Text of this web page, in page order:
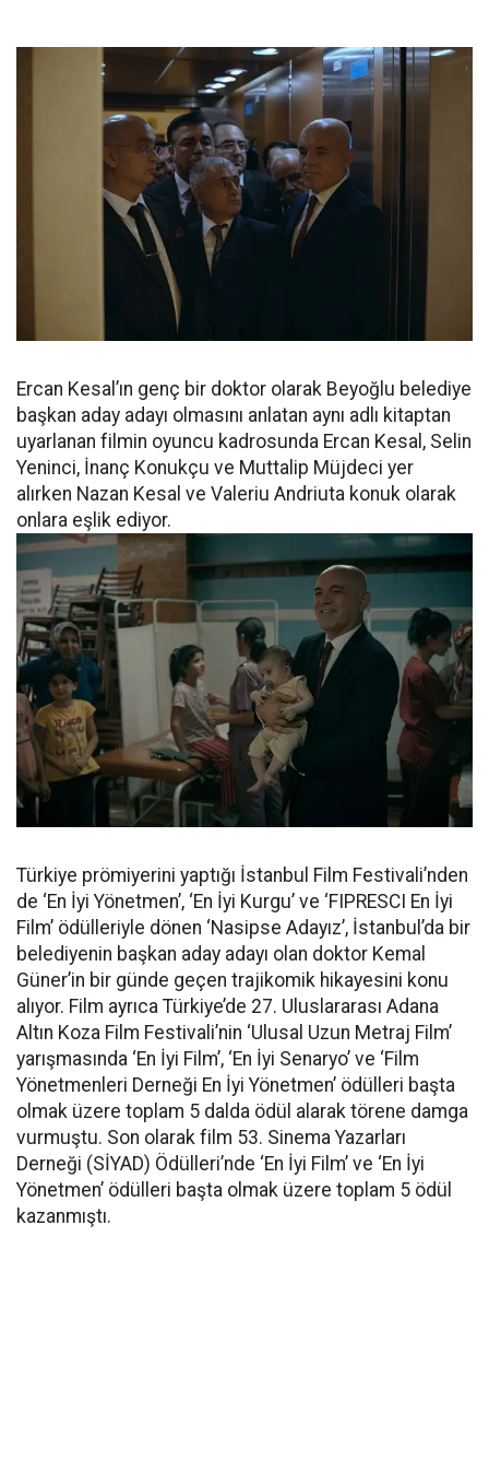
Ercan Kesal’ın genç bir doktor olarak Beyoğlu belediye
başkan aday adayı olmasını anlatan aynı adlı kitaptan
uyarlanan filmin oyuncu kadrosunda Ercan Kesal, Selin
Yeninci, İnanç Konukçu ve Muttalip Müjdeci yer
alırken Nazan Kesal ve Valeriu Andriuta konuk olarak
onlara eşlik ediyor.
Türkiye prömiyerini yaptığı İstanbul Film Festivali’nden
de ‘En İyi Yönetmen’, ‘En İyi Kurgu’ ve ‘FIPRESCI En İyi
Film’ ödülleriyle dönen ‘Nasipse Adayız’, İstanbul’da bir
belediyenin başkan aday adayı olan doktor Kemal
Güner’in bir günde geçen trajikomik hikayesini konu
alıyor. Film ayrıca Türkiye’de 27. Uluslararası Adana
Altın Koza Film Festivali’nin ‘Ulusal Uzun Metraj Film’
yarışmasında ‘En İyi Film’, ‘En İyi Senaryo’ ve ‘Film
Yönetmenleri Derneği En İyi Yönetmen’ ödülleri başta
olmak üzere toplam 5 dalda ödül alarak törene damga
vurmuştu. Son olarak film 53. Sinema Yazarları
Derneği (SİYAD) Ödülleri’nde ‘En İyi Film’ ve ‘En İyi
Yönetmen’ ödülleri başta olmak üzere toplam 5 ödül
kazanmıştı.